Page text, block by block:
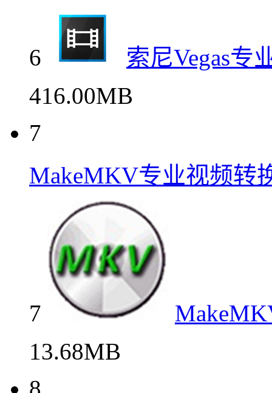
6
索尼Vegas专
416.00MB
7
MakeMKV专业视频转
7
13.68MB